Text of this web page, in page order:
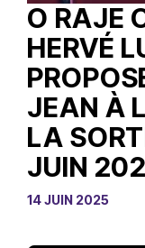
O RAJE
HERVÉ
JEAN À
LA
JUIN
14 JUIN 2025